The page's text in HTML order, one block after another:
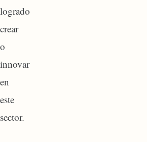
logrado
crear
o
innovar
en
este
sector.